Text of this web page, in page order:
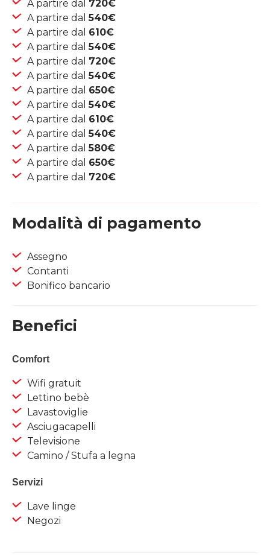
A partire dal 720€
A partire dal540€
A partire dal 610€
A partire dal540€
A partire dal 720€
A partire dal540€
A partire dal 650€
A partire dal540€
A partire dal 610€
A partire dal540€
A partire dal580€
A partire dal 650€
A partire dal 720€
Modalità di pagamento
Assegno
Contanti
Bonifico bancario
Benefici
Comfort
Wifi gratuit
Lettino bebè
Lavastoviglie
Asciugacapelli
Televisione
Camino / Stufa a legna
Servizi
Lave linge
Negozi